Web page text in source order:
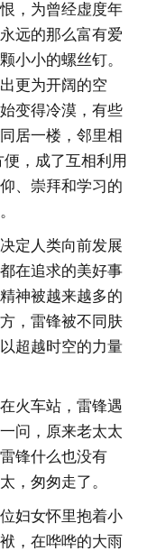
，为曾经虚度年
远的那么富有爱
小小的螺丝钉。
更为开阔的空
变得冷漠，有些
居一楼，邻里相
，成了互相利用
、崇拜和学习的
定人类向前发展
在追求的美好事
神被越来越多的
，雷锋被不同肤
超越时空的力量
火车站，雷锋遇
问，原来老太太
锋什么也没有
，匆匆走了。
妇女怀里抱着小
，在哗哗的大雨